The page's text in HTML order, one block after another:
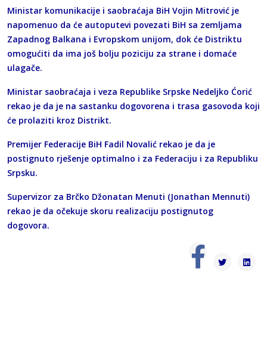
Ministar komunikacije i saobraćaja BiH Vojin Mitrović je
napomenuo da će autoputevi povezati BiH sa zemljama
Zapadnog Balkana i Evropskom unijom, dok će Distriktu
omogućiti da ima još bolju poziciju za strane i domaće
ulagače.
Ministar saobraćaja i veza Republike Srpske Nedeljko Ćorić
rekao je da je na sastanku dogovorena i trasa gasovoda koji
će prolaziti kroz Distrikt.
Premijer Federacije BiH Fadil Novalić rekao je da je
postignuto rješenje optimalno i za Federaciju i za Republiku
Srpsku.
Supervizor za Brčko Džonatan Menuti (Jonathan Mennuti)
rekao je da očekuje skoru realizaciju postignutog
dogovora.